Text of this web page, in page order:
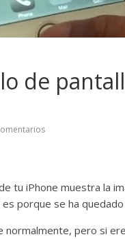
de
tu iPhone muestra la
porque se ha
pero si